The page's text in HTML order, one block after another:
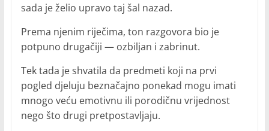
sada je želio upravo taj šal nazad.
Prema njenim riječima, ton razgovora bio je
potpuno drugačiji — ozbiljan i zabrinut.
Tek tada je shvatila da predmeti koji na prvi
pogled djeluju beznačajno ponekad mogu imati
mnogo veću emotivnu ili porodičnu vrijednost
nego što drugi pretpostavljaju.